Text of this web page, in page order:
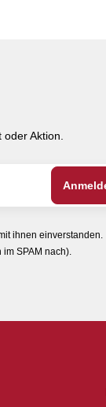
Aktion.
ihnen einverstanden.
SPAM nach).